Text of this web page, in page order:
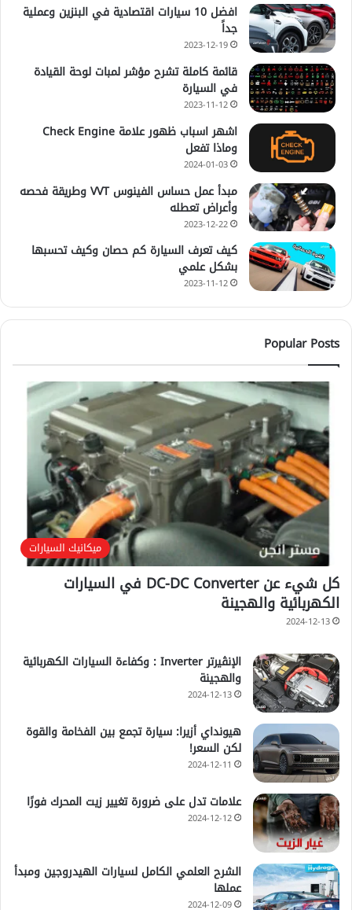
افضل 10 سيارات اقتصادية في البنزين وعملية
جداً
2023-12-19
قائمة كاملة تشرح مؤشر لمبات لوحة القيادة
في السيارة
2023-11-12
اشهر اسباب ظهور علامة Check Engine
وماذا تفعل
2024-01-03
مبدأ عمل حساس الفينوس VVT وطريقة فحصه
وأعراض تعطله
2023-12-22
كيف تعرف السيارة كم حصان وكيف تحسبها
بشكل علمي
2023-11-12
Popular Posts
ميكانيك السيارات
كل شيء عن DC-DC Converter في السيارات
الكهربائية والهجينة
2024-12-13
الإنڤيرتر Inverter : وكفاءة السيارات الكهربائية
والهجينة
2024-12-13
هيونداي أزيرا: سيارة تجمع بين الفخامة والقوة
لكن السعر!
2024-12-11
علامات تدل على ضرورة تغيير زيت المحرك فورًا
2024-12-12
الشرح العلمي الكامل لسيارات الهيدروجين ومبدأ
عملها
2024-12-09